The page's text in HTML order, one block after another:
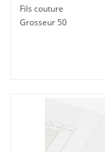
Fils couture
Grosseur 50